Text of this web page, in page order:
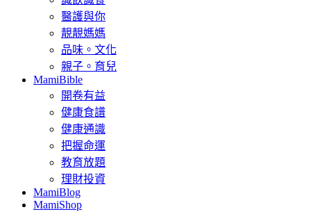
醫護與你
靚靚媽媽
品味。文化
親子。育兒
MamiBible
開卷有益
健康食譜
健康通識
把握命運
教育放題
理財投資
MamiBlog
MamiShop